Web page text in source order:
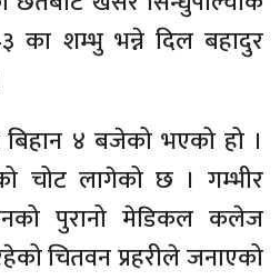
का शम्भु भन्ने दिल बहादुर
बिहान ४ बजेको भएको हो ।
चोट लागेको छ । गम्भीर
पुरानो मेडिकल कलेज
चितवन प्रहरीले जनाएको